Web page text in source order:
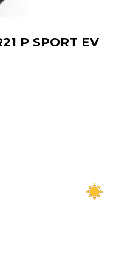
P SPORT EV